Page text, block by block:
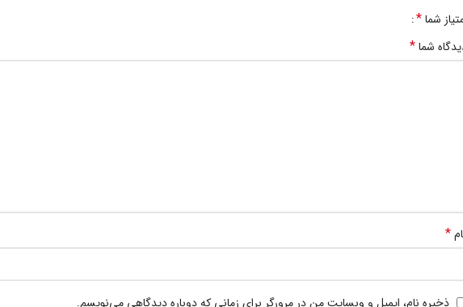
شما*
شما*
*
ذخیره نام، ایمیل و وبسایت من در مرورگر برای زمانی که دوباره دیدگاهی می‌نویسم.